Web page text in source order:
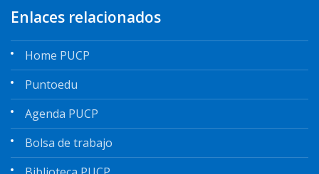
Enlaces relacionados
Home PUCP
Puntoedu
Agenda PUCP
Bolsa de trabajo